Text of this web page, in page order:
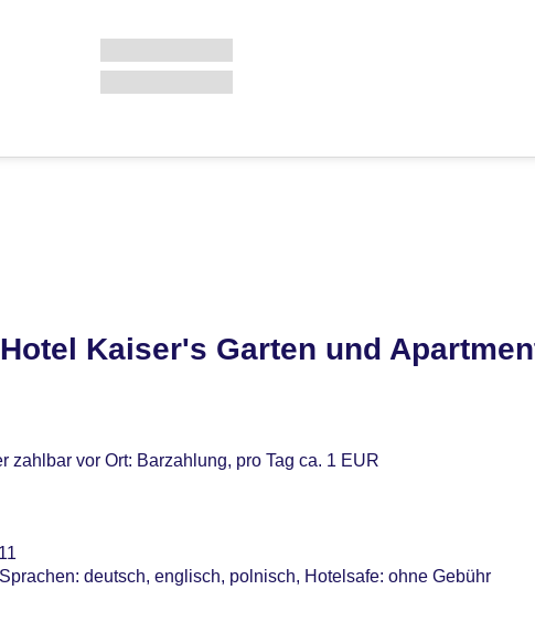
Kaiser's Garten und
zahlbar vor Ort: Barzahlung, pro Tag ca. 1 EUR
deutsch, englisch, polnisch, Hotelsafe: ohne Gebühr